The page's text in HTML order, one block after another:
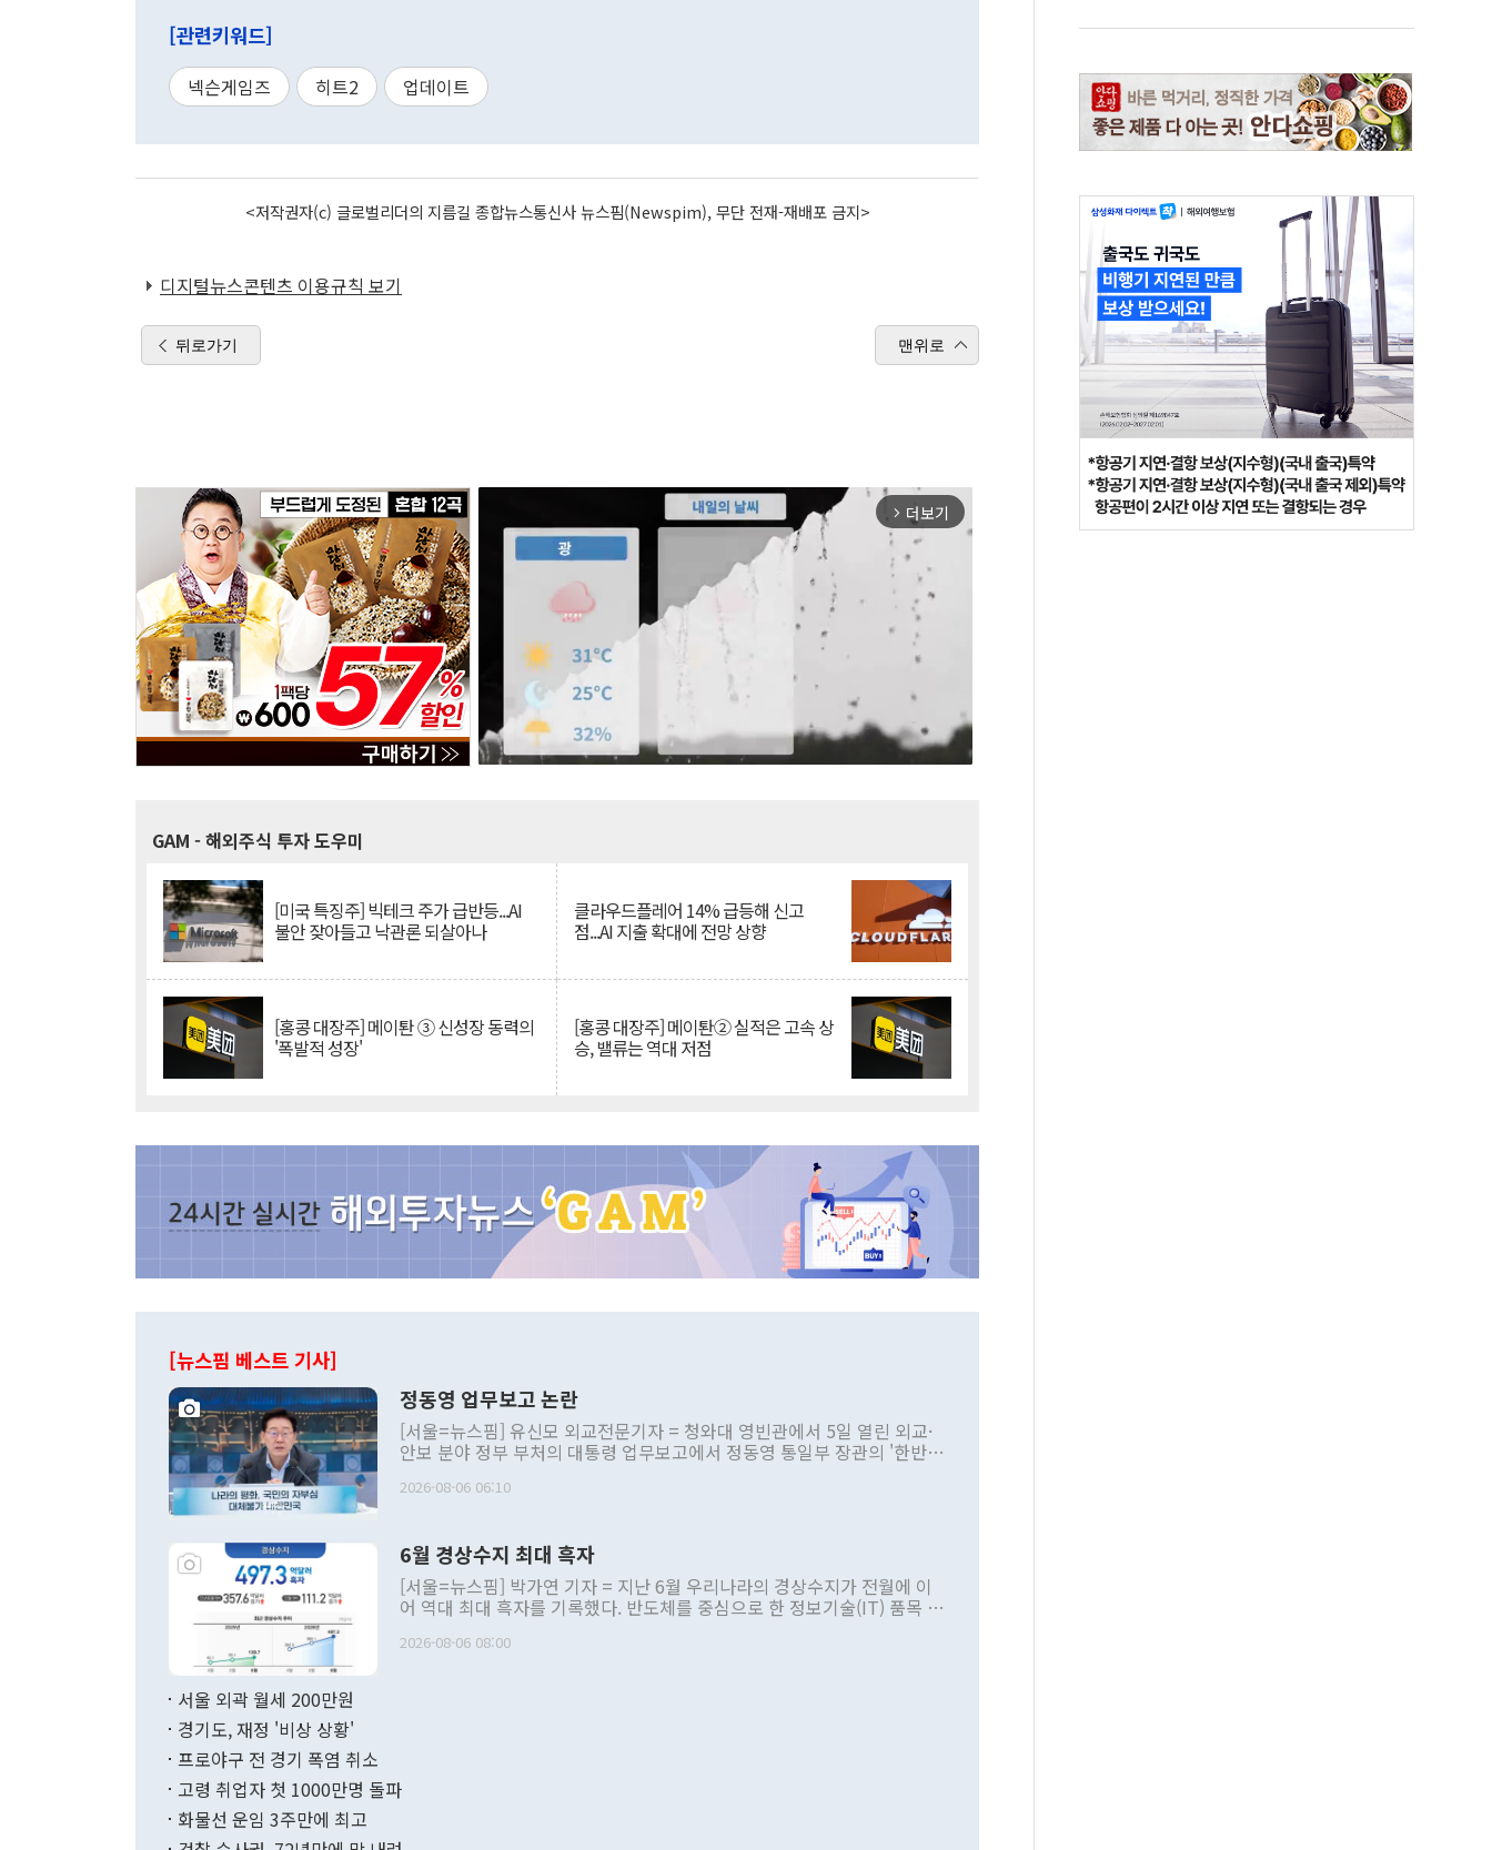
[관련키워드]
넥슨게임즈 히트2 업데이트
<저작권자(c) 글로벌리더의 지름길 종합뉴스통신사 뉴스핌(Newspim), 무단 전재-재배포 금지>
디지털뉴스콘텐츠 이용규칙 보기
뒤로가기 맨위로
arrow_forward_ios 더보기
GAM - 해외주식 투자 도우미
[미국 특징주] 빅테크 주가 급반등...AI
불안 잦아들고 낙관론 되살아나
클라우드플레어 14% 급등해 신고
점...AI 지출 확대에 전망 상향
[홍콩 대장주] 메이퇀 ③ 신성장 동력의
'폭발적 성장'
[홍콩 대장주] 메이퇀② 실적은 고속 상
승, 밸류는 역대 저점
[뉴스핌 베스트 기사]
정동영 업무보고 논란
[서울=뉴스핌] 유신모 외교전문기자 = 청와대 영빈관에서 5일 열린 외교·
안보 분야 정부 부처의 대통령 업무보고에서 정동영 통일부 장관의 '한반도
발언 중에는 정부 내 조율을 거치지 않은 사안을 정책으로 추진하겠다고 공
주의적 희망에 근거한 비현실적 구상'이라는 비판을 내놨다. 그동안 정 장
관의 대북 정책 관련 발언이 물의를 빚은 적은 여러 번 있지만 대통령과 유
관 부처 장관이 공개적으로 부정적 입장을 표명한 것은 이례적이다. 정 장
관의 무리한 대북 접근법과 월권을 제어해야 한다는 목소리도 높아지고 있
다. [정동영 통일부 장관이 지난달 23일 오후 서울 종로구 정부서울청사에
무너졌다고도 했다. 또 "현 시점에서 흘러간 선(先)비핵화만 되뇌는 것은
2026-08-06 06:10
6월 경상수지 최대 흑자
[서울=뉴스핌] 박가연 기자 = 지난 6월 우리나라의 경상수지가 전월에 이
어 역대 최대 흑자를 기록했다. 반도체를 중심으로 한 정보기술(IT) 품목 수
료=한국은행] 한국은행이 6일 발표한 '2026년 6월 국제수지(잠정)'에 따르
며 월간 기준 처음으로 1000억달러를 넘어섰다. 상품수입은 644억8000만
196.9% 급증했고 컴퓨터·주변기기(SSD)는 282.7% 증가했다. IT 품목
2026-08-06 08:00
서울 외곽 월세 200만원
경기도, 재정 '비상 상황'
프로야구 전 경기 폭염 취소
고령 취업자 첫 1000만명 돌파
화물선 운임 3주만에 최고